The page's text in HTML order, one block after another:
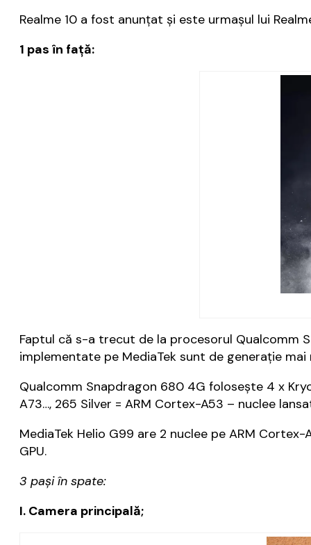
Realme 10 a fost anunțat și este urmașul lui
1 pas în față:
Faptul că s-a trecut de la procesorul Qualcomm
implementate pe MediaTek sunt de generație mai
Qualcomm Snapdragon 680 4G folosește 4 x
A73…, 265 Silver = ARM Cortex-A53 – nuclee
MediaTek Helio G99 are 2 nuclee pe ARM
GPU.
3 pași în spate:
I. Camera principală;